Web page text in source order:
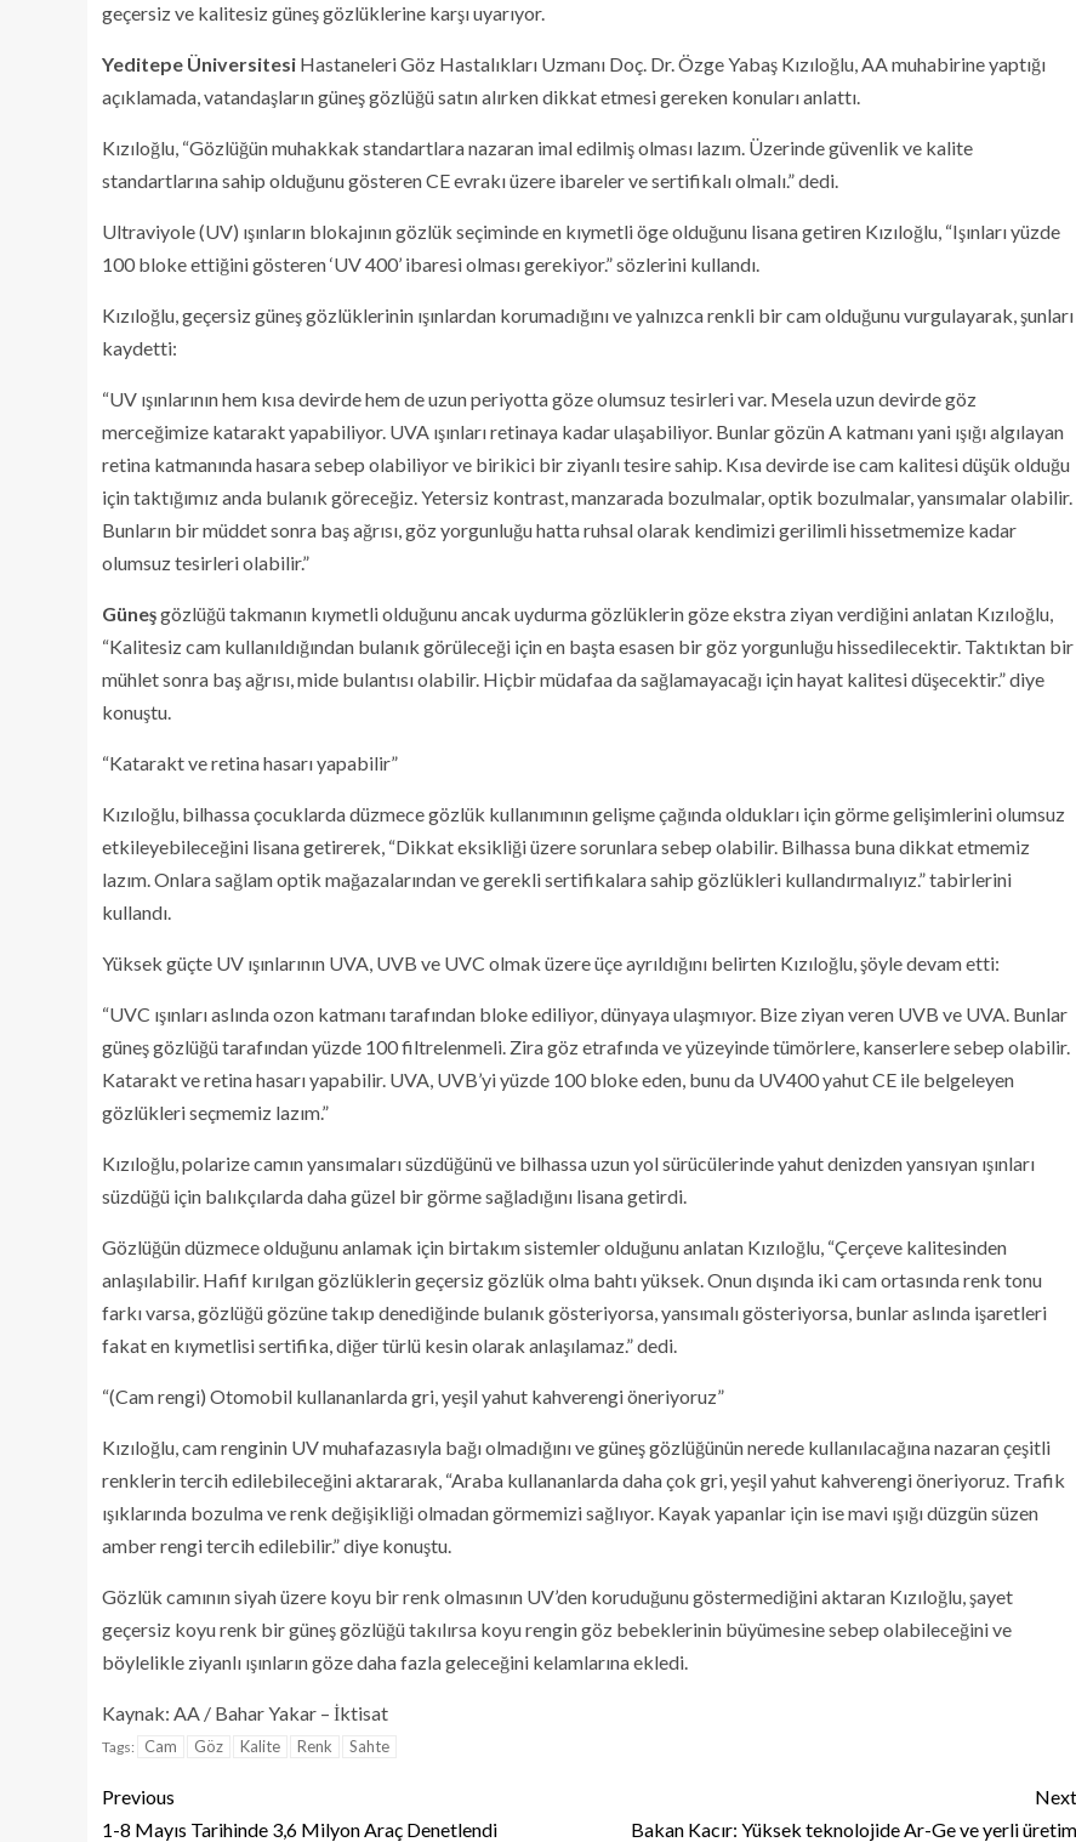
geçersiz ve kalitesiz güneş gözlüklerine karşı uyarıyor.
Yeditepe Üniversitesi Hastaneleri Göz Hastalıkları Uzmanı Doç. Dr. Özge Yabaş Kızıloğlu, AA muhabirine yaptığı
açıklamada, vatandaşların güneş gözlüğü satın alırken dikkat etmesi gereken konuları anlattı.
Kızıloğlu, “Gözlüğün muhakkak standartlara nazaran imal edilmiş olması lazım. Üzerinde güvenlik ve kalite
standartlarına sahip olduğunu gösteren CE evrakı üzere ibareler ve sertifikalı olmalı.” dedi.
Ultraviyole (UV) ışınların blokajının gözlük seçiminde en kıymetli öge olduğunu lisana getiren Kızıloğlu, “Işınları yüzde
100 bloke ettiğini gösteren ‘UV 400’ ibaresi olması gerekiyor.” sözlerini kullandı.
Kızıloğlu, geçersiz güneş gözlüklerinin ışınlardan korumadığını ve yalnızca renkli bir cam olduğunu vurgulayarak, şunları
kaydetti:
“UV ışınlarının hem kısa devirde hem de uzun periyotta göze olumsuz tesirleri var. Mesela uzun devirde göz
merceğimize katarakt yapabiliyor. UVA ışınları retinaya kadar ulaşabiliyor. Bunlar gözün A katmanı yani ışığı algılayan
retina katmanında hasara sebep olabiliyor ve birikici bir ziyanlı tesire sahip. Kısa devirde ise cam kalitesi düşük olduğu
için taktığımız anda bulanık göreceğiz. Yetersiz kontrast, manzarada bozulmalar, optik bozulmalar, yansımalar olabilir.
Bunların bir müddet sonra baş ağrısı, göz yorgunluğu hatta ruhsal olarak kendimizi gerilimli hissetmemize kadar
olumsuz tesirleri olabilir.”
Güneşgözlüğü takmanın kıymetli olduğunu ancak uydurma gözlüklerin göze ekstra ziyan verdiğini anlatan Kızıloğlu,
“Kalitesiz cam kullanıldığından bulanık görüleceği için en başta esasen bir göz yorgunluğu hissedilecektir. Taktıktan bir
mühlet sonra baş ağrısı, mide bulantısı olabilir. Hiçbir müdafaa da sağlamayacağı için hayat kalitesi düşecektir.” diye
konuştu.
“Katarakt ve retina hasarı yapabilir”
Kızıloğlu, bilhassa çocuklarda düzmece gözlük kullanımının gelişme çağında oldukları için görme gelişimlerini olumsuz
etkileyebileceğini lisana getirerek, “Dikkat eksikliği üzere sorunlara sebep olabilir. Bilhassa buna dikkat etmemiz
lazım. Onlara sağlam optik mağazalarından ve gerekli sertifikalara sahip gözlükleri kullandırmalıyız.” tabirlerini
kullandı.
Yüksek güçte UV ışınlarının UVA, UVB ve UVC olmak üzere üçe ayrıldığını belirten Kızıloğlu, şöyle devam etti:
“UVC ışınları aslında ozon katmanı tarafından bloke ediliyor, dünyaya ulaşmıyor. Bize ziyan veren UVB ve UVA. Bunlar
güneş gözlüğü tarafından yüzde 100 filtrelenmeli. Zira göz etrafında ve yüzeyinde tümörlere, kanserlere sebep olabilir.
Katarakt ve retina hasarı yapabilir. UVA, UVB’yi yüzde 100 bloke eden, bunu da UV400 yahut CE ile belgeleyen
gözlükleri seçmemiz lazım.”
Kızıloğlu, polarize camın yansımaları süzdüğünü ve bilhassa uzun yol sürücülerinde yahut denizden yansıyan ışınları
süzdüğü için balıkçılarda daha güzel bir görme sağladığını lisana getirdi.
Gözlüğün düzmece olduğunu anlamak için birtakım sistemler olduğunu anlatan Kızıloğlu, “Çerçeve kalitesinden
anlaşılabilir. Hafif kırılgan gözlüklerin geçersiz gözlük olma bahtı yüksek. Onun dışında iki cam ortasında renk tonu
farkı varsa, gözlüğü gözüne takıp denediğinde bulanık gösteriyorsa, yansımalı gösteriyorsa, bunlar aslında işaretleri
fakat en kıymetlisi sertifika, diğer türlü kesin olarak anlaşılamaz.” dedi.
“(Cam rengi) Otomobil kullananlarda gri, yeşil yahut kahverengi öneriyoruz”
Kızıloğlu, cam renginin UV muhafazasıyla bağı olmadığını ve güneş gözlüğünün nerede kullanılacağına nazaran çeşitli
renklerin tercih edilebileceğini aktararak, “Araba kullananlarda daha çok gri, yeşil yahut kahverengi öneriyoruz. Trafik
ışıklarında bozulma ve renk değişikliği olmadan görmemizi sağlıyor. Kayak yapanlar için ise mavi ışığı düzgün süzen
amber rengi tercih edilebilir.” diye konuştu.
Gözlük camının siyah üzere koyu bir renk olmasının UV’den koruduğunu göstermediğini aktaran Kızıloğlu, şayet
geçersiz koyu renk bir güneş gözlüğü takılırsa koyu rengin göz bebeklerinin büyümesine sebep olabileceğini ve
böylelikle ziyanlı ışınların göze daha fazla geleceğini kelamlarına ekledi.
Kaynak: AA / Bahar Yakar – İktisat
Tags: Cam Göz Kalite Renk Sahte
Previous
1-8 Mayıs Tarihinde 3,6 Milyon Araç Denetlendi
Next
Bakan Kacır: Yüksek teknolojide Ar-Ge ve yerli üretim